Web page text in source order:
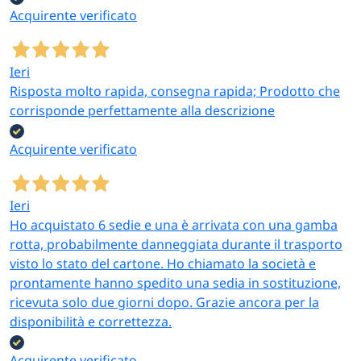
stendibiancheria, sedie e supporti per l’organizzazione
Le forniture Ho.Re.Ca di Paluplus sono complementari
ad altre sezioni del catalogo utili per la gestione di una
struttura ricettiva:prodotti per l’igiene e la pulizia
professionale,
riutilizzabili econtenitori per alimenti
A chi si rivolgono le forniture
Ho.Re.Ca
Hotel e resort
Strutture alberghiere che necessitano di riassortimento
ricorrente di linea cortesia, biancheria di servizio e
materiale per il bar e la sala colazione.
B&B e affittacamere
Acquirente verificato
Ieri
Risposta molto rapida, consegna rapida; Prodotto che
corrisponde perfettamente alla descrizione
Acquirente verificato
Ieri
Ho acquistato 6 sedie e una è arrivata con una gamba
rotta, probabilmente danneggiata durante il trasporto
visto lo stato del cartone. Ho chiamato la società e
prontamente hanno spedito una sedia in sostituzione,
ricevuta solo due giorni dopo. Grazie ancora per la
disponibilità e correttezza.